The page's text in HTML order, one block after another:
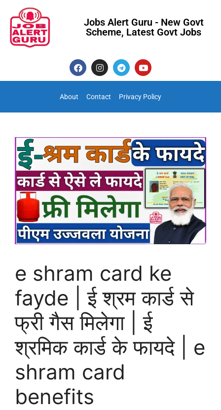
Jobs Alert Guru - New Govt
Scheme, Latest Govt Jobs
About Contact Privacy Policy
e shram card ke
fayde | ई श्रम कार्ड से
फ्री गैस मिलेगा | ई
श्रमिक कार्ड के फायदे | e
shram card
benefits